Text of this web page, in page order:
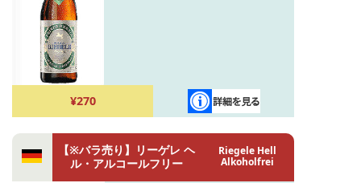
¥270
【※バラ売り】リーゲレ ヘ
ル・アルコールフリー
Riegele Hell
Alkoholfrei